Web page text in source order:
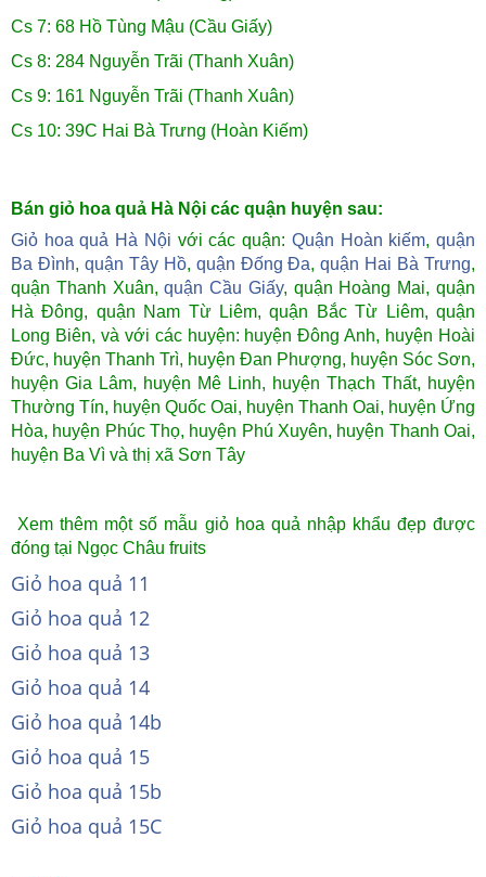
Cs 7: 68 Hồ Tùng Mậu (Cầu Giấy)
Cs 8: 284 Nguyễn Trãi (Thanh Xuân)
Cs 9: 161 Nguyễn Trãi (Thanh Xuân)
Cs 10: 39C Hai Bà Trưng (Hoàn Kiếm)
Bán giỏ hoa quả Hà Nội các quận huyện sau:
Giỏ hoa quả Hà Nội với các quận: Quận Hoàn kiếm,quận
Ba Đình, quận Tây Hồ, quận Đống Đa,quận Hai Bà Trưng,
quận Thanh Xuân, quận Cầu Giấy, quận Hoàng Mai, quận
Hà Đông, quận Nam Từ Liêm, quận Bắc Từ Liêm, quận
Long Biên, và với các huyện: huyện Đông Anh, huyện Hoài
Đức, huyện Thanh Trì, huyện Đan Phượng, huyện Sóc Sơn,
huyện Gia Lâm, huyện Mê Linh, huyện Thạch Thất, huyện
Thường Tín, huyện Quốc Oai, huyện Thanh Oai, huyện Ứng
Hòa, huyện Phúc Thọ, huyện Phú Xuyên, huyện Thanh Oai,
huyện Ba Vì và thị xã Sơn Tây
Xem thêm một số mẫu giỏ hoa quả nhập khẩu đẹp được
đóng tại Ngọc Châu fruits
Giỏ hoa quả 11
Giỏ hoa quả 12
Giỏ hoa quả 13
Giỏ hoa quả 14
Giỏ hoa quả 14b
Giỏ hoa quả 15
Giỏ hoa quả 15b
Giỏ hoa quả 15C